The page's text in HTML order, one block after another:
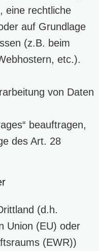
eine rechtliche
auf Grundlage
(z.B. beim
etc.).
von Daten
beauftragen,
des Art. 28
(d.h.
Union (EU) oder
(EWR))